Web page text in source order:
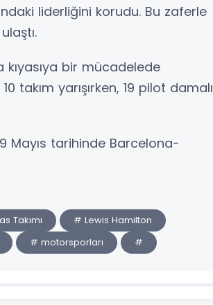
liderliğini korudu. Bu zaferle
kıyasıya bir mücadelede
takım yarışırken, 19 pilot damalı
Mayıs tarihinde Barcelona-
Takımı
# Lewis Hamilton
# motorsporları #